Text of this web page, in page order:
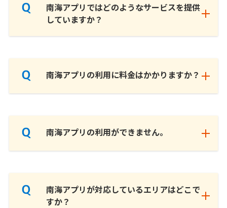
南海アプリではどのようなサービスを提供
していますか？
南海アプリの利用に料金はかかりますか？
南海アプリの利用ができません。
南海アプリが対応しているエリアはどこで
すか？